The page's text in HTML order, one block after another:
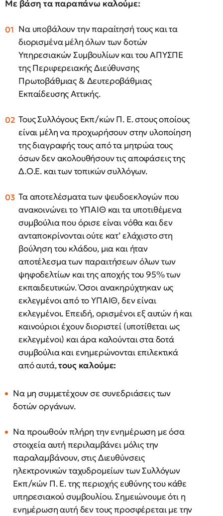
Με βάση τα παραπάνω καλούμε:
Να υποβάλουν την παραίτησή τους και τα
διορισμένα μέλη όλων των δοτών
Υπηρεσιακών Συμβουλίων και του ΑΠΥΣΠΕ
της Περιφερειακής Διεύθυνσης
Πρωτοβάθμιας & Δευτεροβάθμιας
Εκπαίδευσης Αττικής.
Τους Συλλόγους Εκπ/κών Π. Ε. στους οποίους
είναι μέλη να προχωρήσουν στην υλοποίηση
της διαγραφής τουςαπό τα μητρώα τους
όσων δεν ακολουθήσουν τις αποφάσεις της
Δ.Ο.Ε. και των τοπικών συλλόγων.
Τα αποτελέσματα των ψευδοεκλογών που
ανακοινώνει το ΥΠΑΙΘ και τα υποτιθέμενα
συμβούλια που όρισε είναι νόθα και δεν
ανταποκρίνονται ούτε κατ’ ελάχιστο στη
βούληση του κλάδου, μια και ήταν
αποτέλεσμα των παραιτήσεων όλων των
ψηφοδελτίων και της αποχής του 95% των
εκπαιδευτικών. Όσοι ανακηρύχτηκαν ως
εκλεγμένοι από το ΥΠΑΙΘ, δεν είναι
εκλεγμένοι. Επειδή, ορισμένοι εξ αυτών ή και
καινούριοι έχουν διοριστεί (υποτίθεται ως
εκλεγμένοι) και άρα καλούνται στα δοτά
συμβούλια και ενημερώνονται επιλεκτικά
από αυτά,τους καλούμε:
Να μη συμμετέχουν σε συνεδριάσεις των
δοτών οργάνων.
Να προωθούν πλήρη την ενημέρωση με όσα
στοιχεία αυτή περιλαμβάνει μόλις την
παραλαμβάνουν, στις Διευθύνσεις
ηλεκτρονικών ταχυδρομείων των Συλλόγων
Εκπ/κών Π. Ε. της περιοχής ευθύνης του κάθε
υπηρεσιακού συμβουλίου. Σημειώνουμε ότι η
ενημέρωση αυτή δεν τους προσφέρεται με την